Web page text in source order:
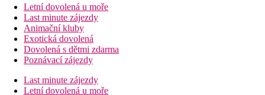
Letní dovolená u moře
Last minute zájezdy
Animační kluby
Exotická dovolená
Dovolená s dětmi zdarma
Poznávací zájezdy
Last minute zájezdy
Letní dovolená u moře